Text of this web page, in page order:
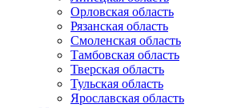
Орловская область
Рязанская область
Смоленская область
Тамбовская область
Тверская область
Тульская область
Ярославская область